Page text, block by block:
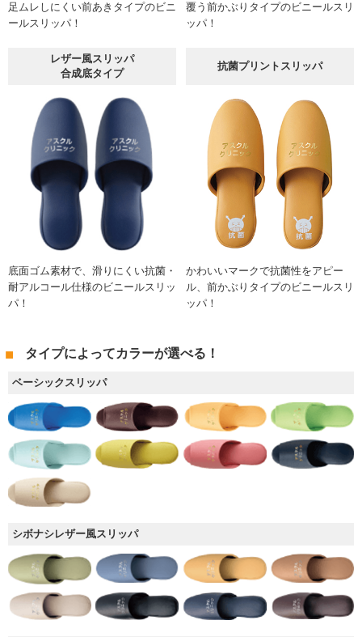
足ムレしにくい前あきタイプのビニ
ールスリッパ！
覆う前かぶりタイプのビニールスリ
ッパ！
レザー風スリッパ
合成底タイプ
底面ゴム素材で、滑りにくい抗菌・
耐アルコール仕様のビニールスリッ
パ！
抗菌プリントスリッパ
かわいいマークで抗菌性をアピー
ル、前かぶりタイプのビニールスリ
ッパ！
タイプによってカラーが選べる！
ベーシックスリッパ
シボナシレザー風スリッパ